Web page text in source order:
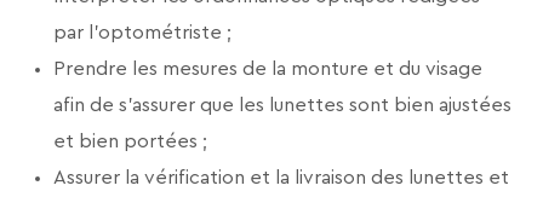
par l’optométriste ;
Prendre les mesures de la monture et du visage
afin de s’assurer que les lunettes sont bien ajustées
et bien portées ;
Assurer la vérification et la livraison des lunettes et